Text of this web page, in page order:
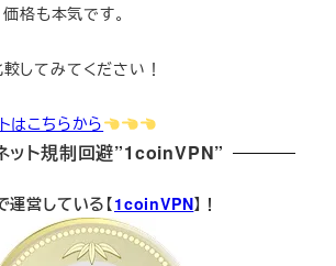
格も本気です。
してみてください！
はこちらから
ット規制回避”1coinVPN”
運営している【1coinVPN】！